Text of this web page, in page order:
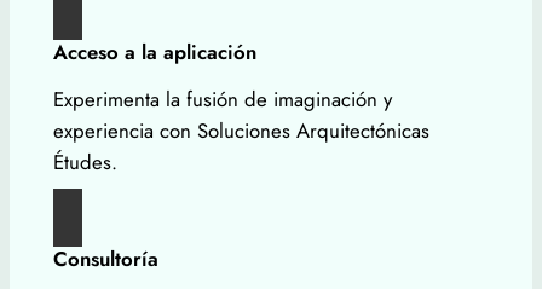
Acceso a la aplicación
Experimenta la fusión de imaginación y
experiencia con Soluciones Arquitectónicas
Études.
Consultoría